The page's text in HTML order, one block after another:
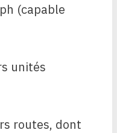
(capable
unités
routes, dont